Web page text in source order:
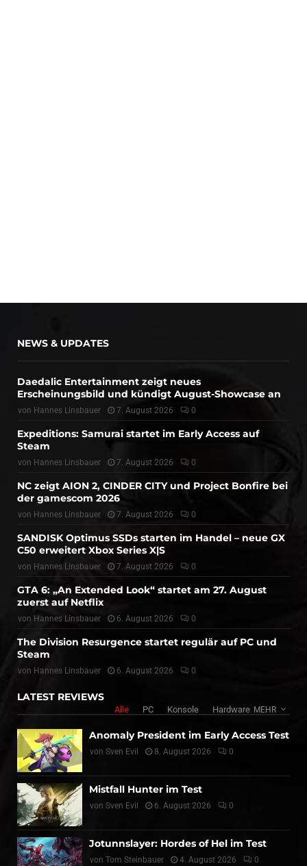
NEWS & UPDATES
Daedalic Entertainment zeigt neues
Erscheinungsbild und kündigt August-Showcase an
von Hannes Linsbauer 7. August 2026 0
Expeditions: Samurai startet im Early Access auf
Steam
von Hannes Linsbauer 7. August 2026 0
NC zeigt AION 2, CINDER CITY und Project Bonfire bei
der gamescom 2026
von Hannes Linsbauer 7. August 2026 0
SANDISK Optimus SSDs starten im Handel – neue GX
C50 erweitert Xbox Series X|S
von Hannes Linsbauer 7. August 2026 0
GTA 6: „An Extended Look“ startet am 27. August
zuerst auf Netflix
von Hannes Linsbauer 6. August 2026 0
The Division Resurgence startet regulär auf PC und
Steam
von Hannes Linsbauer 6. August 2026 0
LATEST REVIEWS
Alle PC Konsole Hardware MEHR
Anomaly President im Early Access Test
von Sven Evil 8. August 2026 0
Mistfall Hunter im Test
von Sven Evil 6. August 2026 0
Jotunnslayer: Hordes of Hel im Test
von Tom Steinbauer 4. August 2026 0